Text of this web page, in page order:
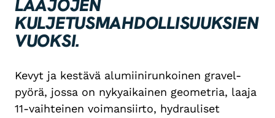
LAAJOJEN
KULJETUSMAHDOLLISUUKSIEN
VUOKSI.
Kevyt ja kestävä alumiinirunkoinen gravel-
pyörä, jossa on nykyaikainen geometria, laaja
11-vaihteinen voimansiirto, hydrauliset